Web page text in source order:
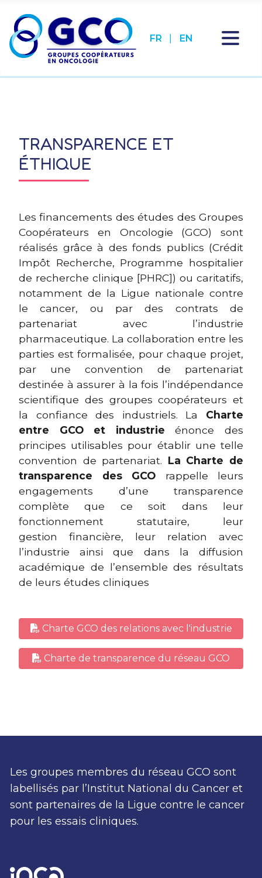
Sélectionnez votre
FR EN
TRANSPARENCE ET
ÉTHIQUE
Les financements des études des Groupes
Coopérateurs en Oncologie (GCO) sont
réalisés grâce à des fonds publics (Crédit
Impôt Recherche, Programme hospitalier
de recherche clinique [PHRC]) ou caritatifs,
notamment de la Ligue nationale contre
le cancer, ou par des contrats de
partenariat avec l’industrie
pharmaceutique. La collaboration entre les
parties est formalisée, pour chaque projet,
par une convention de partenariat
destinée à assurer à la fois l’indépendance
scientifique des groupes coopérateurs et
la confiance des industriels. La Charte
entre GCO et industrie énonce des
principes utilisables pour établir une telle
convention de partenariat. La Charte de
transparence des GCO rappelle leurs
engagements d’une transparence
complète que ce soit dans leur
fonctionnement statutaire, leur
gestion financière, leur relation avec
l’industrie ainsi que dans la diffusion
académique de l’ensemble des résultats
de leurs études cliniques
Charte GCO des relations avec l'industrie
Charte de transparence du réseau GCO
Les groupes membres du réseau GCO sont
labellisés par l’Institut National du Cancer et
sont partenaires de la Ligue contre le cancer
pour les essais cliniques.